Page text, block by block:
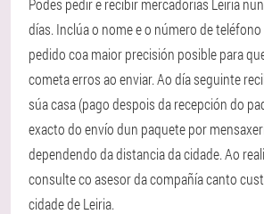
Podes pedir e recibir mercadorías Leiria
días. Inclúa o nome e o número de
pedido coa maior precisión posible para
cometa erros ao enviar. Ao día seguinte
súa casa (pago despois da recepción do
exacto do envío dun paquete por
dependendo da distancia da cidade. Ao
consulte co asesor da compañía canto
cidade de Leiria.